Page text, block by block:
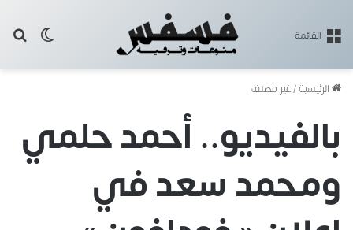
القائمة
الرئيسية/غير مصنف
بالفيديو.. أحمد حلمي
ومحمد سعد في